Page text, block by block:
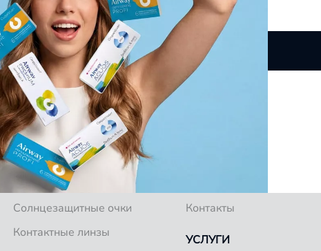
КАТАЛОГ
Оправы для очков
Готовые очки
Солнцезащитные очки
Контактные линзы
Контакты
УСЛУГИ